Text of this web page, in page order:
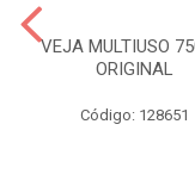
VEJA MULTIUSO
ORIGINAL
Código: 128651